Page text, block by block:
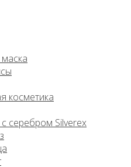
косметика
серебром Silverex